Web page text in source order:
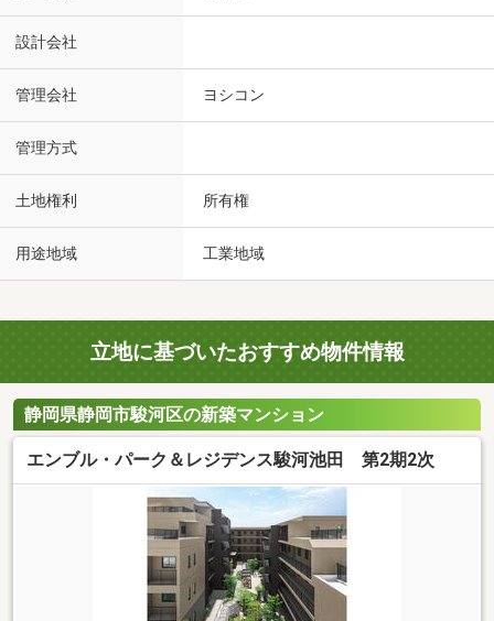
設計会社
管理会社 ヨシコン
管理方式
土地権利 所有権
用途地域 工業地域
立地に基づいたおすすめ物件情報
静岡県静岡市駿河区の新築マンション
エンブル・パーク＆レジデンス駿河池田 第2期2次